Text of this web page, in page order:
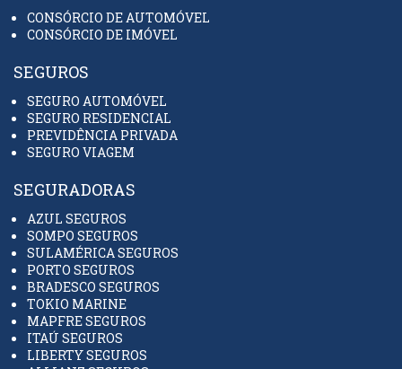
CONSÓRCIO DE AUTOMÓVEL
CONSÓRCIO DE IMÓVEL
SEGUROS
SEGURO AUTOMÓVEL
SEGURO RESIDENCIAL
PREVIDÊNCIA PRIVADA
SEGURO VIAGEM
SEGURADORAS
AZUL SEGUROS
SOMPO SEGUROS
SULAMÉRICA SEGUROS
PORTO SEGUROS
BRADESCO SEGUROS
TOKIO MARINE
MAPFRE SEGUROS
ITAÚ SEGUROS
LIBERTY SEGUROS